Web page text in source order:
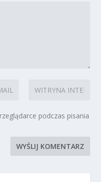
podczas pisania